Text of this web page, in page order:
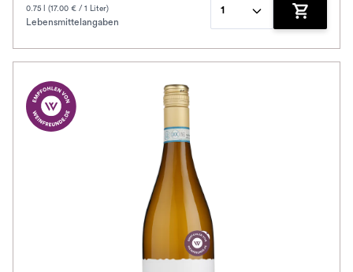
0.75 l (17.00 € / 1 Liter)
Lebensmittelangaben
1
Zum